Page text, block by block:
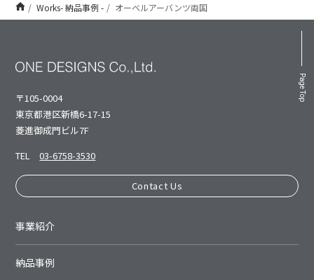
Works- 納品事例 - オーベルアーバンツ両国
Page Top
〒105-0004
東京都港区新橋6-17-15
菱進御成⾨ビル7F
TEL
03-6758-3530
Contact Us
事業紹介
納品事例